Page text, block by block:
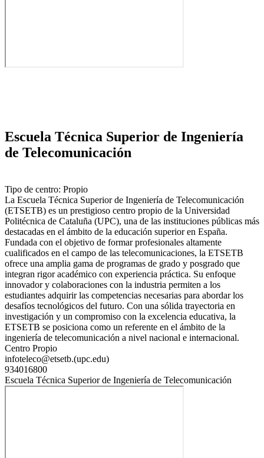
Escuela Técnica Superior de Ingeniería
de Telecomunicación
Tipo de centro: Propio
La Escuela Técnica Superior de Ingeniería de Telecomunicación
(ETSETB) es un prestigioso centro propio de la Universidad
Politécnica de Cataluña (UPC), una de las instituciones públicas más
destacadas en el ámbito de la educación superior en España.
Fundada con el objetivo de formar profesionales altamente
cualificados en el campo de las telecomunicaciones, la ETSETB
ofrece una amplia gama de programas de grado y posgrado que
integran rigor académico con experiencia práctica. Su enfoque
innovador y colaboraciones con la industria permiten a los
estudiantes adquirir las competencias necesarias para abordar los
desafíos tecnológicos del futuro. Con una sólida trayectoria en
investigación y un compromiso con la excelencia educativa, la
ETSETB se posiciona como un referente en el ámbito de la
ingeniería de telecomunicación a nivel nacional e internacional.
Centro Propio
infoteleco@etsetb.(upc.edu)
934016800
Escuela Técnica Superior de Ingeniería de Telecomunicación